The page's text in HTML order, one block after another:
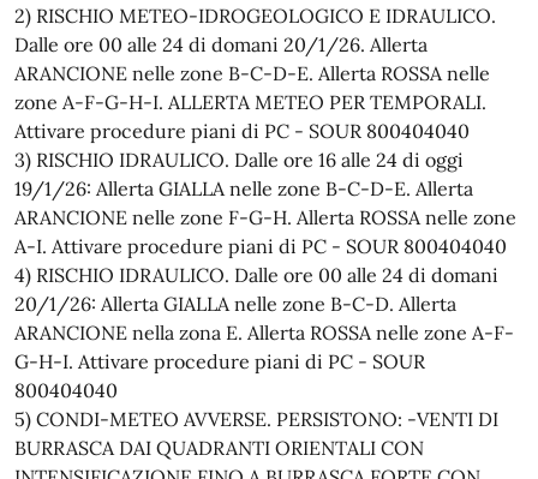
2) RISCHIO METEO-IDROGEOLOGICO E IDRAULICO.
Dalle ore 00 alle 24 di domani 20/1/26. Allerta
ARANCIONE nelle zone B-C-D-E. Allerta ROSSA nelle
zone A-F-G-H-I. ALLERTA METEO PER TEMPORALI.
Attivare procedure piani di PC - SOUR 800404040
3) RISCHIO IDRAULICO. Dalle ore 16 alle 24 di oggi
19/1/26: Allerta GIALLA nelle zone B-C-D-E. Allerta
ARANCIONE nelle zone F-G-H. Allerta ROSSA nelle zone
A-I. Attivare procedure piani di PC - SOUR 800404040
4) RISCHIO IDRAULICO. Dalle ore 00 alle 24 di domani
20/1/26: Allerta GIALLA nelle zone B-C-D. Allerta
ARANCIONE nella zona E. Allerta ROSSA nelle zone A-F-
G-H-I. Attivare procedure piani di PC - SOUR
800404040
5) CONDI-METEO AVVERSE. PERSISTONO: -VENTI DI
BURRASCA DAI QUADRANTI ORIENTALI CON